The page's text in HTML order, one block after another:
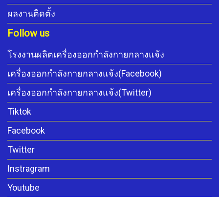
ผลงานติดตั้ง
Follow us
โรงงานผลิตเครื่องออกกำลังกายกลางแจ้ง
เครื่องออกกำลังกายกลางแจ้ง(Facebook)
เครื่องออกกำลังกายกลางแจ้ง(Twitter)
Tiktok
Facebook
Twitter
Instragram
Youtube